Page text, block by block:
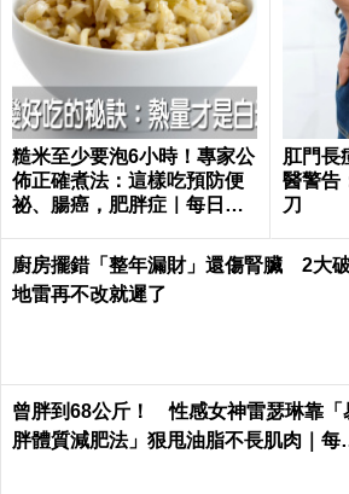
糙米至少要泡6小時！專家公
佈正確煮法：這樣吃預防便
祕、腸癌，肥胖症｜每日健
肛門長
醫警告
刀
廚房擺錯「整年漏財」還傷腎臟 2大
地雷再不改就遲了
曾胖到68公斤！ 性感女神雷瑟琳靠「
胖體質減肥法」狠甩油脂不長肌肉｜每